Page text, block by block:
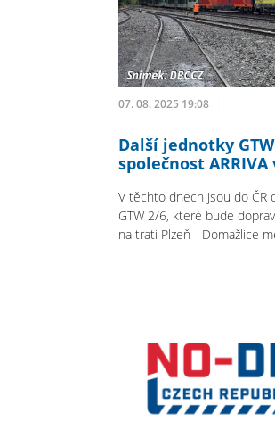
07. 08. 2025 19:08
Další jednotky
společnost
V těchto dnech jsou do ČR
GTW 2/6, které bude
na trati Plzeň - Domažlice